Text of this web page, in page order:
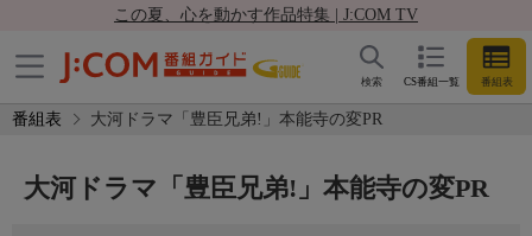
この夏、心を動かす作品特集 | J:COM TV
CS番組一覧 番組表
検索
番組表 大河ドラマ「豊臣兄弟!」本能寺の変PR
大河ドラマ「豊臣兄弟!」本能寺の変PR